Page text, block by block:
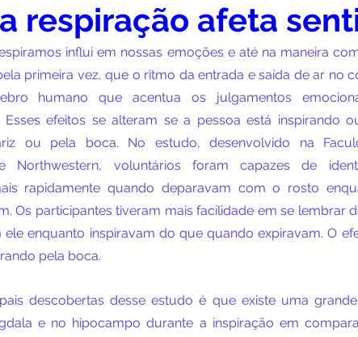
respiração afeta
influi em nossas emoções e até na maneira
primeira vez, que o ritmo da entrada e saída de ar no
humano que acentua os julgamentos
Esses efeitos se alteram se a pessoa está inspirando
ou pela boca. No estudo, desenvolvido na
Northwestern, voluntários foram capazes de
rapidamente quando deparavam com o rosto
Os participantes tiveram mais facilidade em se lembrar
enquanto inspiravam do que quando expiravam. O
pela boca.
descobertas desse estudo é que existe uma
e no hipocampo durante a inspiração em